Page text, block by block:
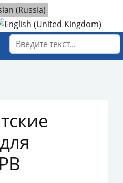
Поиск
Обувь
для девочек LPB